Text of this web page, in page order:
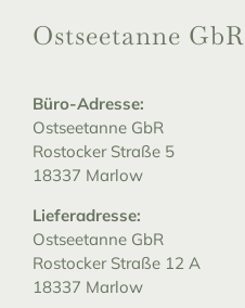
Ostseetanne GbR
Büro-Adresse:
Ostseetanne GbR
Rostocker Straße 5
18337 Marlow
Lieferadresse:
Ostseetanne GbR
Rostocker Straße 12 A
18337 Marlow